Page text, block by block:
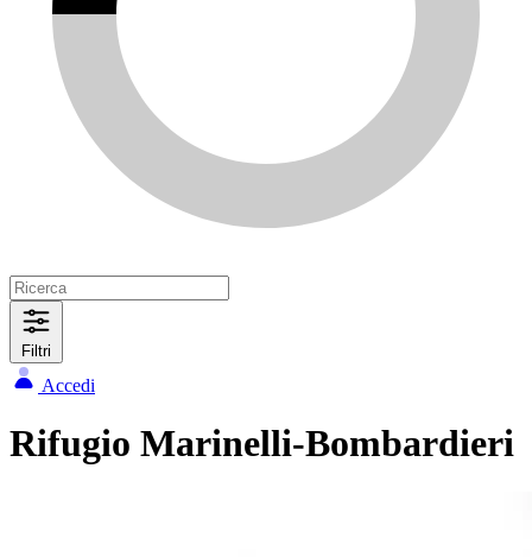
Filtri
Accedi
Rifugio Marinelli-Bombardieri